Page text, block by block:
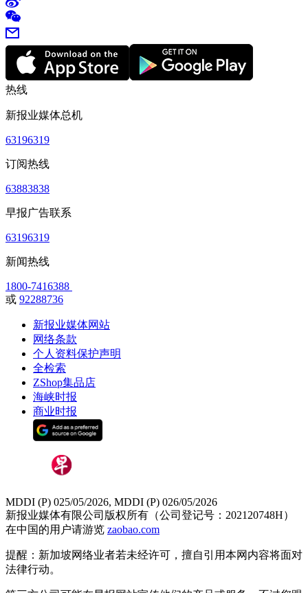
热线
新报业媒体总机
63196319
订阅热线
63883838
早报广告联系
63196319
新闻热线
1800-7416388
或 92288736
新报业媒体网站
网络条款
个人资料保护声明
全检索
ZShop集品店
海峡时报
商业时报
MDDI (P) 025/05/2026, MDDI (P) 026/05/2026
新报业媒体有限公司版权所有（公司登记号：202120748H）
在中国的用户请游览 zaobao.com
提醒：新加坡网络业者若未经许可，擅自引用本网内容将面对
法律行动。